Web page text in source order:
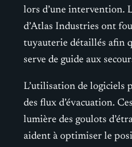
lors d’une intervention.
d’Atlas Industries ont
tuyauterie détaillés afin
serve de guide aux
L’utilisation de logiciels
des flux d’évacuation.
lumière des goulots
aident à optimiser le